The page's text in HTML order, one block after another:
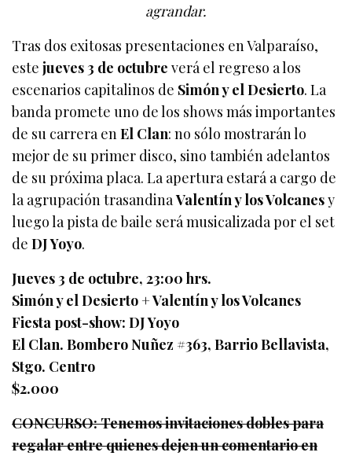
agrandar.
Tras dos exitosas presentaciones en Valparaíso,
estejueves 3 de octubre verá el regreso a los
escenarios capitalinos de Simón y el Desierto. La
banda promete uno de los shows más importantes
de su carrera enEl Clan: no sólo mostrarán lo
mejor de su primer disco, sino también adelantos
de su próxima placa. La apertura estará a cargo de
la agrupación trasandinaValentín y los Volcanesy
luego la pista de baile será musicalizada por el set
deDJ Yoyo.
Jueves 3 de octubre, 23:00 hrs.
Simón y el Desierto + Valentín y los Volcanes
Fiesta post-show: DJ Yoyo
El Clan. Bombero Nuñez #363, Barrio Bellavista,
Stgo. Centro
$2.000
CONCURSO: Tenemos invitaciones dobles para
regalar entre quienes dejen un comentario en